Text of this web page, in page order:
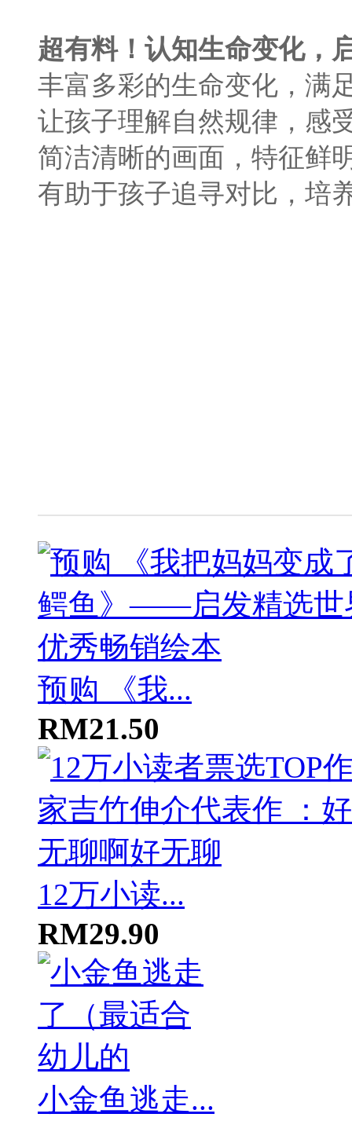
超有料！认知生命变化，
丰富多彩的生命变化，满
让孩子理解自然规律，感
简洁清晰的画面，特征鲜
有助于孩子追寻对比，培
预购 《我...
RM21.50
12万小读...
RM29.90
小金鱼逃走...